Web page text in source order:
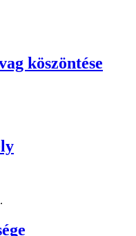
köszöntése